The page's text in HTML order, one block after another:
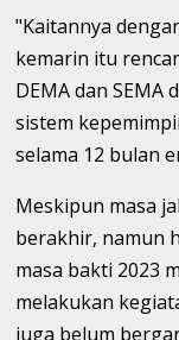
"Kaitannya
kemarin itu
DEMA dan
sistem
selama 12 bulan
Meskipun masa
berakhir, namun
masa bakti 2023
melakukan
juga belum